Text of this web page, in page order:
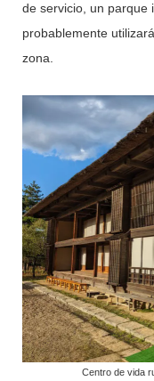
de servicio, un parque
probablemente
zona.
Centro de vida